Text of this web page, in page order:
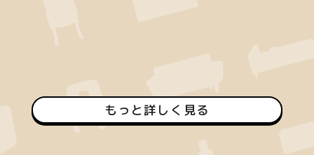
もっと詳しく見る